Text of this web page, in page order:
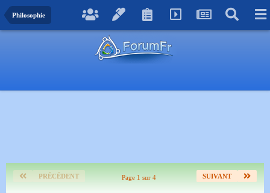
Philosophie
PRÉCÉDENT SUIVANT
Page 1 sur 4